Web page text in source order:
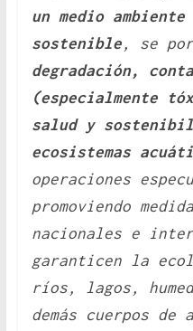
un medio
sostenible, se
degradación,
(especialmente
salud y
ecosistemas
operaciones
promoviendo
nacionales e
garanticen la
ríos, lagos,
demás cuerpos de